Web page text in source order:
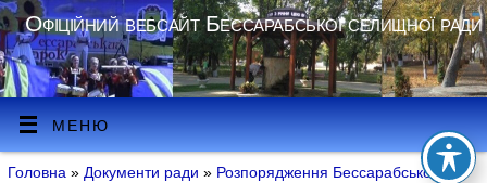
Офіційний вебсайт Бессарабської селищної ради
МЕНЮ
Головна » Документи ради» Розпорядження Бессарабського